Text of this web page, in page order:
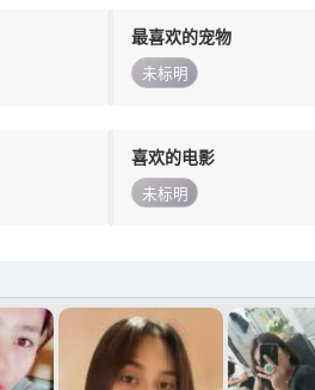
最喜欢的宠物
未标明
喜欢的电影
未标明